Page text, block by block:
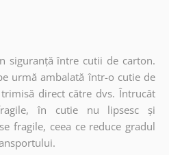
siguranță între cutii de carton.
urmă ambalată într-o cutie de
direct către dvs. Întrucât
în cutie nu lipsesc și
fragile, ceea ce reduce gradul